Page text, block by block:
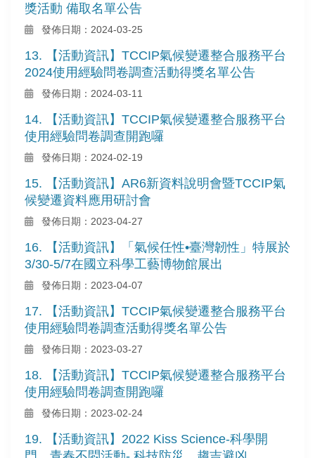
獎活動 備取名單公告
發佈日期：2024-03-25
13. 【活動資訊】TCCIP氣候變遷整合服務平台
2024使用經驗問卷調查活動得獎名單公告
發佈日期：2024-03-11
14. 【活動資訊】TCCIP氣候變遷整合服務平台
使用經驗問卷調查開跑囉
發佈日期：2024-02-19
15. 【活動資訊】AR6新資料說明會暨TCCIP氣
候變遷資料應用研討會
發佈日期：2023-04-27
16. 【活動資訊】「氣候任性•臺灣韌性」特展於
3/30-5/7在國立科學工藝博物館展出
發佈日期：2023-04-07
17. 【活動資訊】TCCIP氣候變遷整合服務平台
使用經驗問卷調查活動得獎名單公告
發佈日期：2023-03-27
18. 【活動資訊】TCCIP氣候變遷整合服務平台
使用經驗問卷調查開跑囉
發佈日期：2023-02-24
19. 【活動資訊】2022 Kiss Science-科學開